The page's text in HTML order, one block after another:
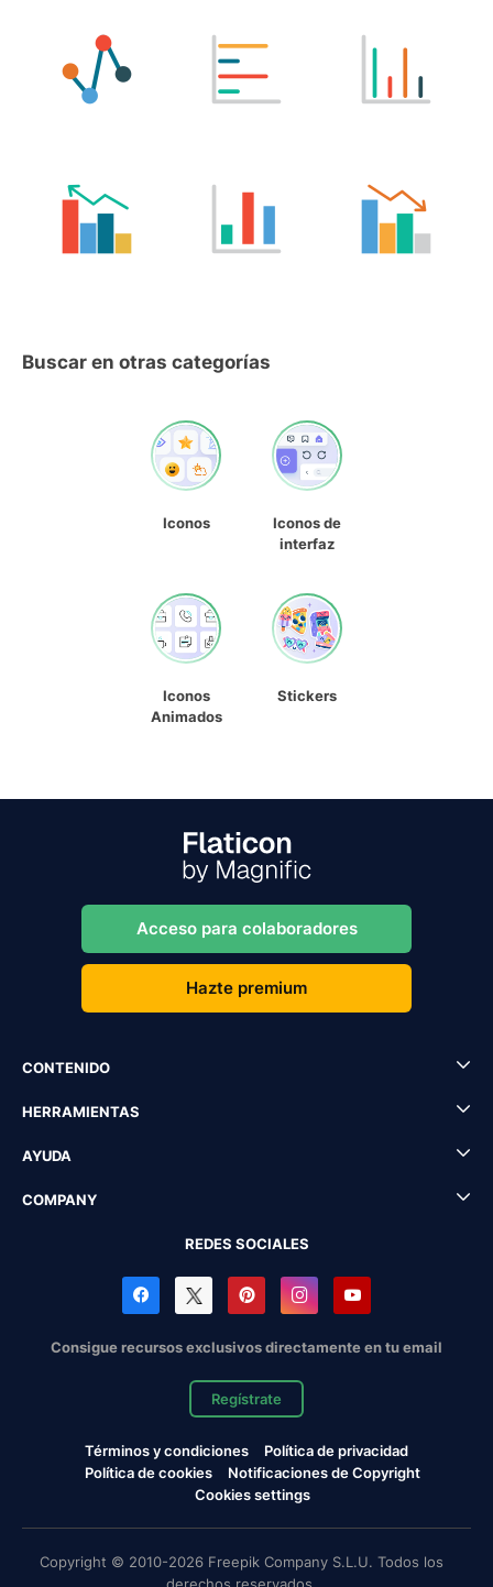
Buscar en otras categorías
Iconos
Iconos de
interfaz
Iconos
Animados
Stickers
Acceso para colaboradores
Hazte premium
CONTENIDO
HERRAMIENTAS
AYUDA
COMPANY
REDES SOCIALES
Consigue recursos exclusivos directamente en tu email
Regístrate
Términos y condiciones
Política de privacidad
Política de cookies
Notificaciones de Copyright
Cookies settings
Copyright © 2010-2026 Freepik Company S.L.U. Todos los